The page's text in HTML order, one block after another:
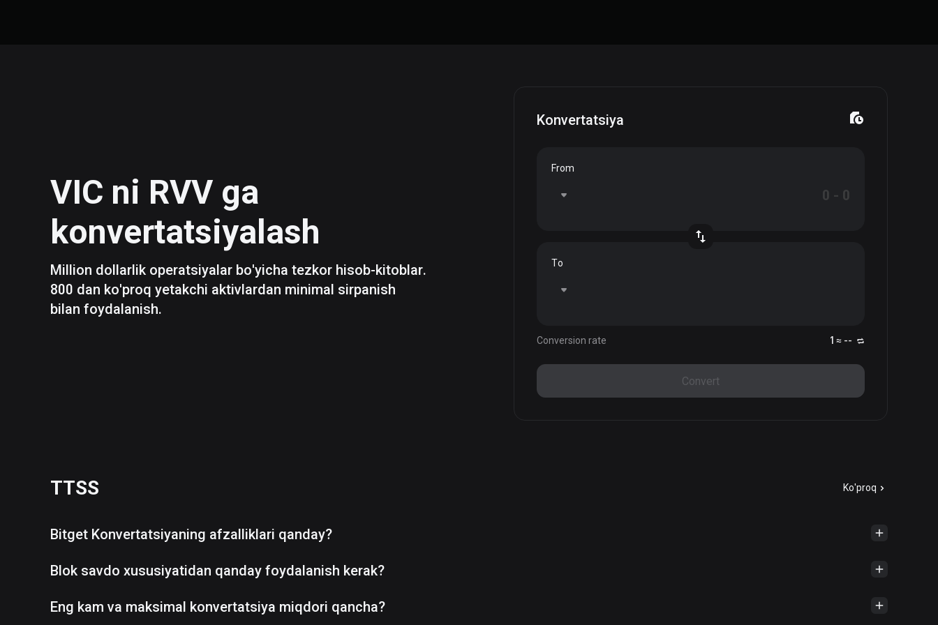
VIC ni RVV ga
konvertatsiyalash
Million dollarlik operatsiyalar bo'yicha tezkor hisob-kitoblar.
800 dan ko'proq yetakchi aktivlardan minimal sirpanish
bilan foydalanish.
Konvertatsiya
From
To
Conversion rate 1 ≈ --
Convert
TTSS Ko'proq
Bitget Konvertatsiyaning afzalliklari qanday?
Blok savdo xususiyatidan qanday foydalanish kerak?
Eng kam va maksimal konvertatsiya miqdori qancha?